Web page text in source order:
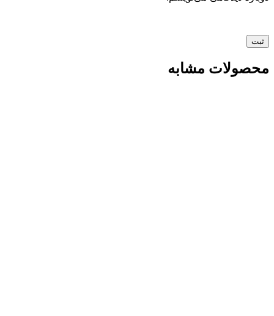
محصولات مشابه